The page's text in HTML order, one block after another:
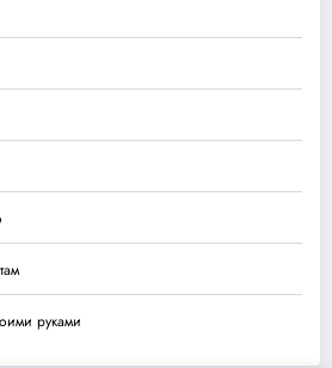
руками